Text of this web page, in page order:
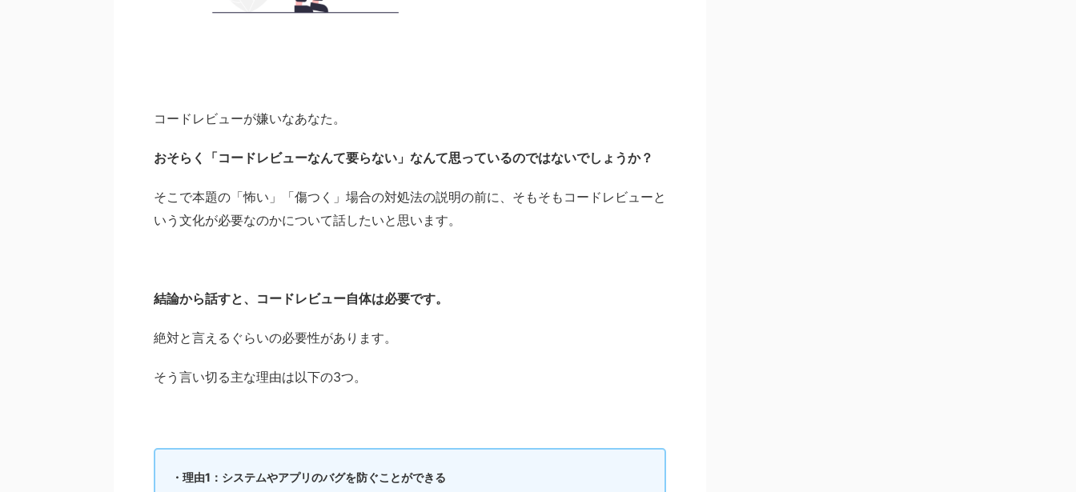
コードレビューが嫌いなあなた。
おそらく「コードレビューなんて要らない」なんて思っているのではないでしょうか？
そこで本題の「怖い」「傷つく」場合の対処法の説明の前に、そもそもコードレビューと
いう文化が必要なのかについて話したいと思います。
結論から話すと、コードレビュー自体は必要です。
絶対と言えるぐらいの必要性があります。
そう言い切る主な理由は以下の3つ。
・理由1：システムやアプリのバグを防ぐことができる